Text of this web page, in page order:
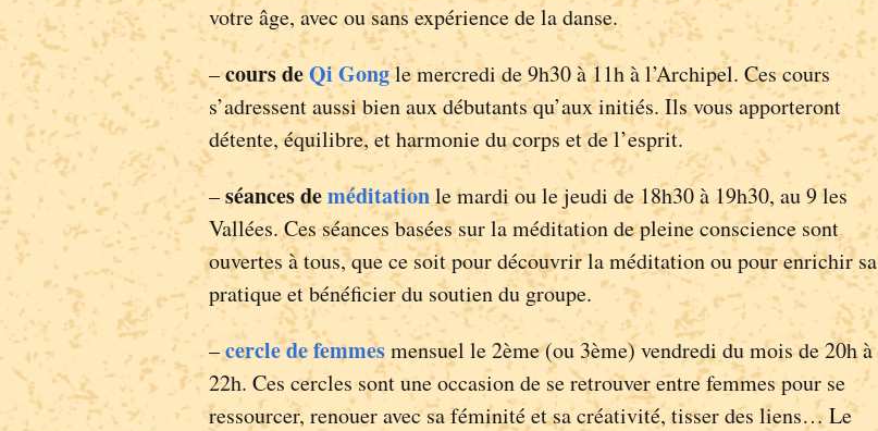
votre âge, avec ou sans expérience de la danse.
–cours deQi Gongle mercredi de 9h30 à 11h à l’Archipel. Ces cours
s’adressent aussi bien aux débutants qu’aux initiés. Ils vous apporteront
détente, équilibre, et harmonie du corps et de l’esprit.
–séances deméditationle mardi ou le jeudi de 18h30 à 19h30, au 9 les
Vallées. Ces séances basées sur la méditation de pleine conscience sont
ouvertes à tous, que ce soit pour découvrir la méditation ou pour enrichir sa
pratique et bénéficier du soutien du groupe.
–cercle de femmesmensuel le 2ème (ou 3ème) vendredi du mois de 20h à
22h. Ces cercles sont une occasion de se retrouver entre femmes pour se
ressourcer, renouer avec sa féminité et sa créativité, tisser des liens… Le